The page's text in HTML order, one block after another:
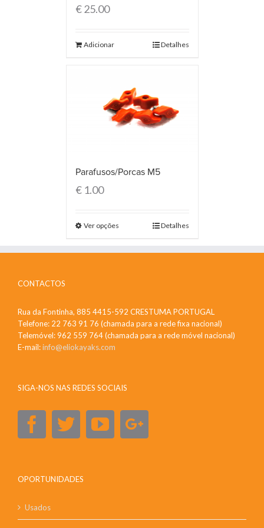
€25.00
Adicionar Detalhes
Parafusos/Porcas M5
€1.00
Ver opções Detalhes
CONTACTOS
Rua da Fontinha, 885 4415-592 CRESTUMA PORTUGAL
Telefone: 22 763 91 76 (chamada para a rede fixa nacional)
Telemóvel: 962 559 764 (chamada para a rede móvel nacional)
E-mail:info@eliokayaks.com
SIGA-NOS NAS REDES SOCIAIS
OPORTUNIDADES
Usados